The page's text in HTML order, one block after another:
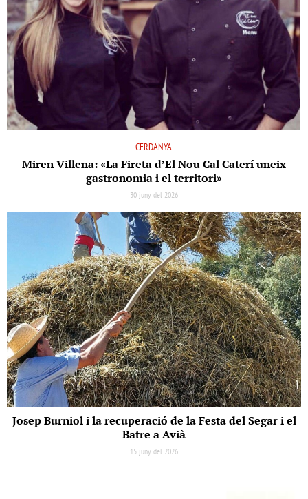
CERDANYA
Miren Villena: «La Fireta d’El Nou Cal Caterí uneix
gastronomia i el territori»
30 juny del 2026
Josep Burniol i la recuperació de la Festa del Segar i el
Batre a Avià
15 juny del 2026